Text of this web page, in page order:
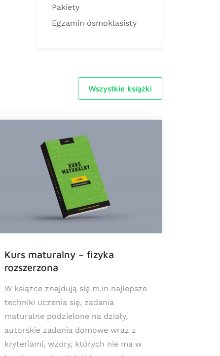
Pakiety
Egzamin ósmoklasisty
Wszystkie książki
Kurs maturalny – fizyka
rozszerzona
W książce znajdują się m.in najlepsze
techniki uczenia się, zadania
maturalne podzielone na działy,
autorskie zadania domowe wraz z
kryteriami, wzory, których nie ma w